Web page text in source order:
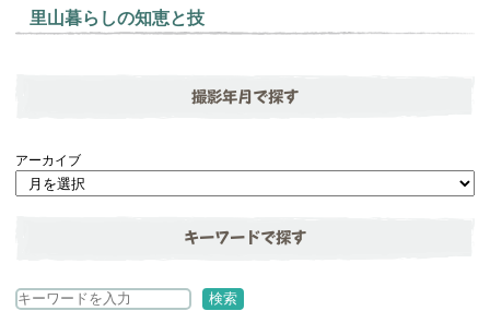
里山暮らしの知恵と技
撮影年月で探す
アーカイブ
キーワードで探す
検
検索